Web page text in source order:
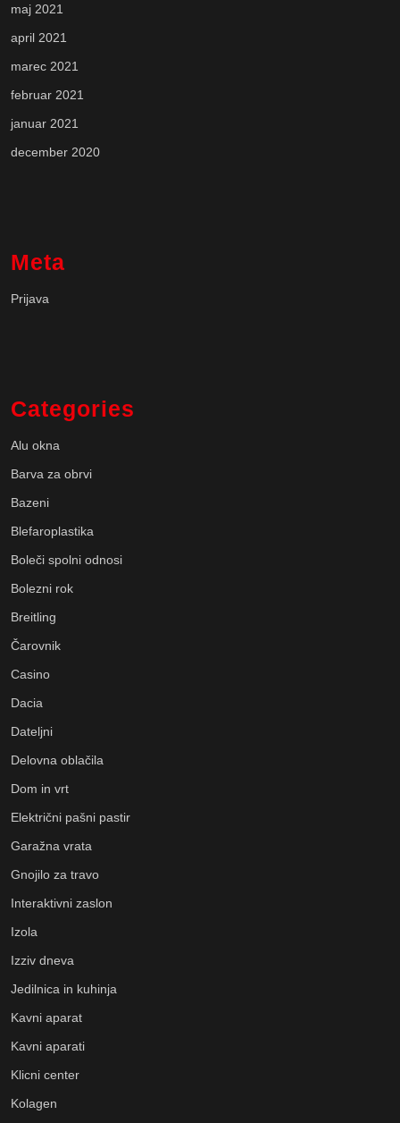
maj 2021
april 2021
marec 2021
februar 2021
januar 2021
december 2020
Meta
Prijava
Categories
Alu okna
Barva za obrvi
Bazeni
Blefaroplastika
Boleči spolni odnosi
Bolezni rok
Breitling
Čarovnik
Casino
Dacia
Dateljni
Delovna oblačila
Dom in vrt
Električni pašni pastir
Garažna vrata
Gnojilo za travo
Interaktivni zaslon
Izola
Izziv dneva
Jedilnica in kuhinja
Kavni aparat
Kavni aparati
Klicni center
Kolagen